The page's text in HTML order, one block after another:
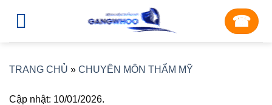
☎︎
TRANG CHỦ » CHUYÊN MÔN THẨM MỸ
Cập nhật: 10/01/2026.